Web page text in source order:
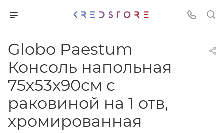
Globo Paestum
Консоль напольная
75x53x90см с
раковиной на 1 отв,
хромированная